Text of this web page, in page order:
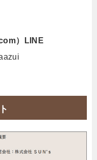
）LINE